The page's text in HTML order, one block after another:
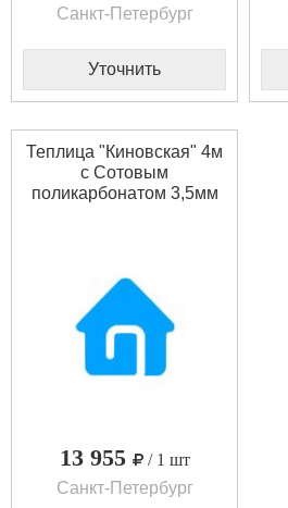
Санкт-Петербург
Уточнить
Теплица "Киновская" 4м
с Сотовым
поликарбонатом 3,5мм
13 955
/ 1 шт
Санкт-Петербург